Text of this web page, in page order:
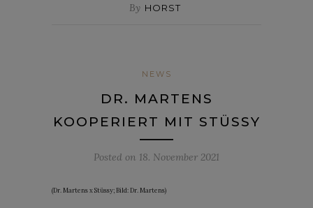
By HORST
NEWS
DR. MARTENS
KOOPERIERT MIT STÜSSY
Posted on 18. November 2021
(Dr. Martens x Stüssy; Bild: Dr. Martens)